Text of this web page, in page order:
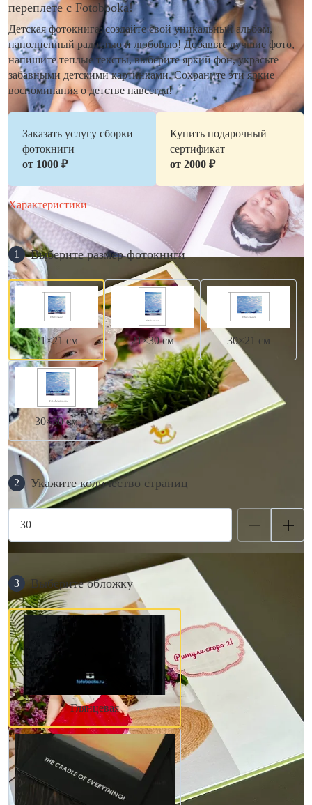
переплете с Fotobooka!
Детская фотокнига: создайте свой уникальный альбом,
наполненный радостью и любовью! Добавьте лучшие фото,
напишите теплые тексты, выберите яркий фон, украсьте
забавными детскими картинками. Сохраните эти яркие
воспоминания о детстве навсегда!
Заказать услугу сборки
фотокниги
от 1000 ₽
Купить подарочный
сертификат
от 2000 ₽
Характеристики
1 Выберите размер фотокниги
21×21 см 21×30 см 30×21 см
30×30 см
2 Укажите количество страниц
3 Выберите обложку
Глянцевая